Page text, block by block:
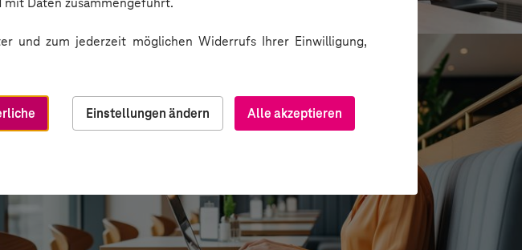
und zum jederzeit möglichen Widerrufs Ihrer Einwilligung,
Alle akzeptieren
Einstellungen ändern